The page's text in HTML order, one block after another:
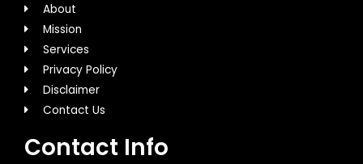
About
Mission
Services
Privacy Policy
Disclaimer
Contact Us
Contact Info